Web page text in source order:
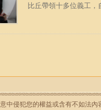
比丘帶領十多位義工
中侵犯您的權益或含有不如法內